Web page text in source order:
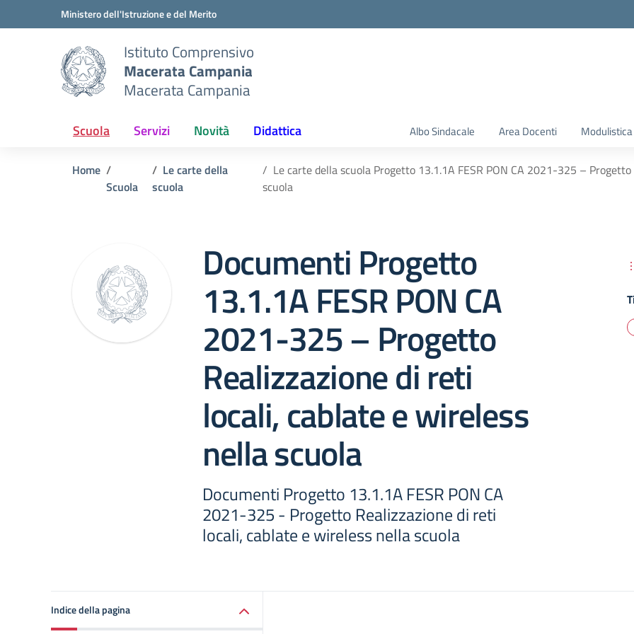
Vai ai contenuti
Vai al menu di navigazioneMinistero dell'Istruzione e del Merito
Istituto Comprensivo
Macerata Campania
Macerata Campania
Scuola Servizi Novità Didattica Albo Sindacale Area Docenti
Home
Scuola
Le carte della
scuola
Le carte della scuola Progetto 13.1.1A FESR PON CA 2021-325 –
scuola
Documenti Progetto
13.1.1A FESR PON CA
2021-325 – Progetto
Realizzazione di reti
locali, cablate e wireless
nella scuola
Documenti Progetto 13.1.1A FESR PON CA
2021-325 - Progetto Realizzazione di reti
locali, cablate e wireless nella scuola
Indice della pagina